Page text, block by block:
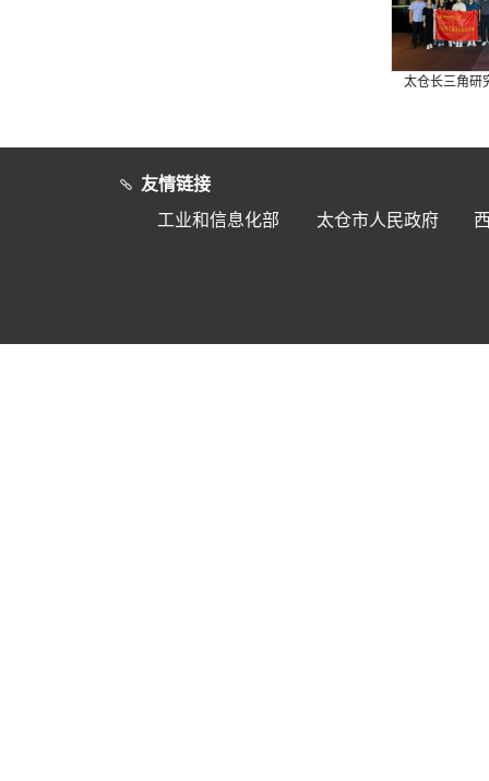
太仓长三角研
友情链接
工业和信息化部
太仓市人民政府